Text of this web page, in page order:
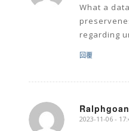
What a
regarding
回覆
says:
2023-11-06 -